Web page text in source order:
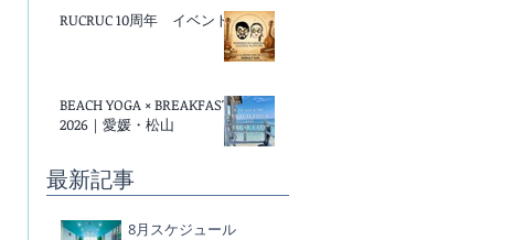
RUCRUC 10周年 イベント
BEACH YOGA × BREAKFAST
2026｜愛媛・松山
最新記事
8月スケジュール